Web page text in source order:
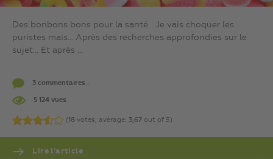
Des bonbons bons pour la santé Je vais choquer les
puristes mais… Après des recherches approfondies sur le
sujet… Et après ...
3 commentaires .
5 124 vues
(18 votes, average: 3,67 out of 5)
Lire l’article